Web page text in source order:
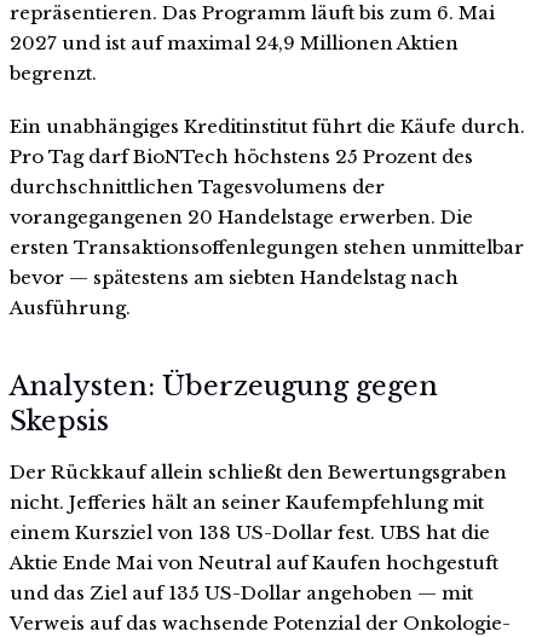
repräsentieren. Das Programm läuft bis zum 6. Mai
2027 und ist auf maximal 24,9 Millionen Aktien
begrenzt.
Ein unabhängiges Kreditinstitut führt die Käufe durch.
Pro Tag darf BioNTech höchstens 25 Prozent des
durchschnittlichen Tagesvolumens der
vorangegangenen 20 Handelstage erwerben. Die
ersten Transaktionsoffenlegungen stehen unmittelbar
bevor — spätestens am siebten Handelstag nach
Ausführung.
Analysten: Überzeugung gegen
Skepsis
Der Rückkauf allein schließt den Bewertungsgraben
nicht. Jefferies hält an seiner Kaufempfehlung mit
einem Kursziel von 138 US-Dollar fest. UBS hat die
Aktie Ende Mai von Neutral auf Kaufen hochgestuft
und das Ziel auf 135 US-Dollar angehoben — mit
Verweis auf das wachsende Potenzial der Onkologie-